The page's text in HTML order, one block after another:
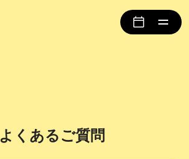
よくあるご質問